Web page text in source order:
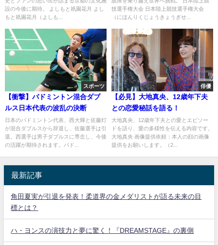
設の今後に期待。 よしもと祇園花月 よし
もと祇園花月（よしも...
技選手権大会 日本陸上競技選手権大会
（にほんりくじょうきょうぎせ...
スポーツ
【衝撃】バドミントン混合ダブ
ルス日本代表の波乱の決断
日本のバドミントン代表、西大輝と佐藤灯
が混合ダブルスから辞退し、佐藤選手は引
退。西選手は男子ダブルスに専念し、今後
の活躍が期待されます。バド...
俳優
【必見】大地真央、12歳年下夫
との恋愛秘話を語る！
大地真央、12歳年下夫との愛とエピソー
ドを語り、愛の多様性を伝える内容です。
大地真央 画像提供依頼：本人の顔の画像
提供をお願いします。（2...
最新記事
角田夏実が引退を発表！柔道界の金メダリストが語る未来の目
標とは？
ハ・ヨンスの演技力と夢に驚く！『DREAMSTAGE』の裏側